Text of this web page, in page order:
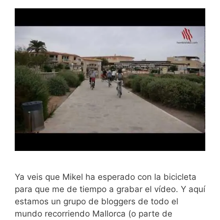
Ya veis que Mikel ha esperado con la bicicleta
para que me de tiempo a grabar el vídeo. Y aquí
estamos un grupo de bloggers de todo el
mundo recorriendo Mallorca (o parte de